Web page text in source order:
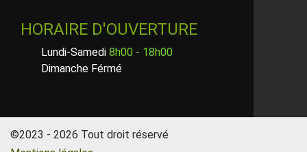
HORAIRE D'OUVERTURE
Lundi-Samedi 8h00 - 18h00
Dimanche Férmé
©2023 - 2026 Tout droit réservé